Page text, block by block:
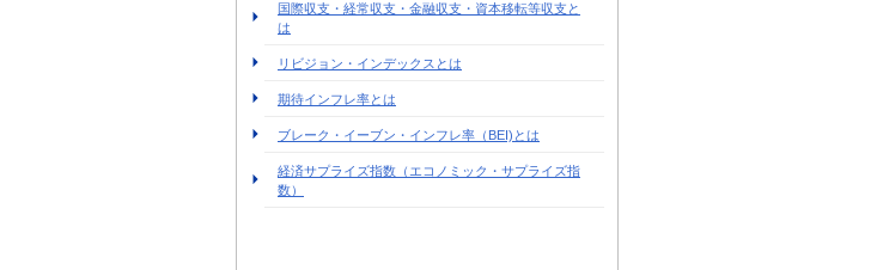
国際収支・経常収支・金融収支・資本移転等収支と
は
リビジョン・インデックスとは
期待インフレ率とは
ブレーク・イーブン・インフレ率（BEI)とは
経済サプライズ指数（エコノミック・サプライズ指
数）